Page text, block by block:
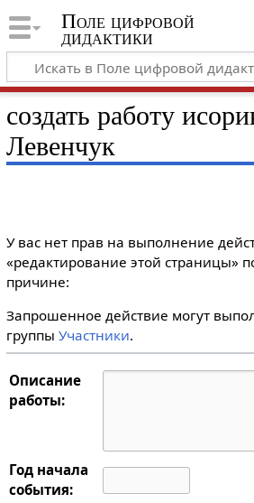
Поле цифровой
дидактики
создать работу
Левенчук
У вас нет прав на выполнение
«редактирование этой страницы»
причине:
Запрошенное действие могут
группы Участники.
Описание
работы:
Год начала
события: